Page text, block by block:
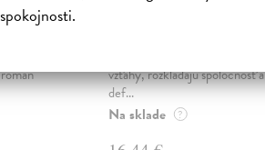
vzťahy, rozkladajú spoločnosť a
def...
Na sklade ?